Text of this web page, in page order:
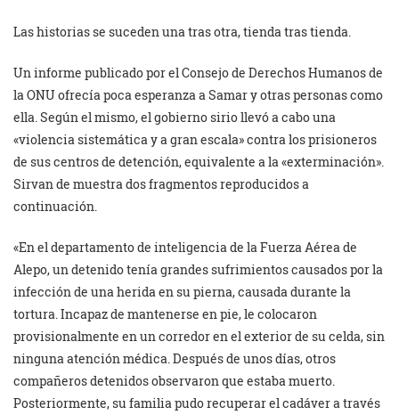
Las historias se suceden una tras otra, tienda tras tienda.
Un informe publicado por el Consejo de Derechos Humanos de
la ONU ofrecía poca esperanza a Samar y otras personas como
ella. Según el mismo, el gobierno sirio llevó a cabo una
«violencia sistemática y a gran escala» contra los prisioneros
de sus centros de detención, equivalente a la «exterminación».
Sirvan de muestra dos fragmentos reproducidos a
continuación.
«En el departamento de inteligencia de la Fuerza Aérea de
Alepo, un detenido tenía grandes sufrimientos causados por la
infección de una herida en su pierna, causada durante la
tortura. Incapaz de mantenerse en pie, le colocaron
provisionalmente en un corredor en el exterior de su celda, sin
ninguna atención médica. Después de unos días, otros
compañeros detenidos observaron que estaba muerto.
Posteriormente, su familia pudo recuperar el cadáver a través